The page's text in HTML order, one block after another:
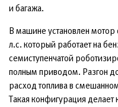
и багажа.
В машине установлен
л.с. который работает на
семиступенчатой
полным приводом. Разгон
расход топлива в
Такая конфигурация